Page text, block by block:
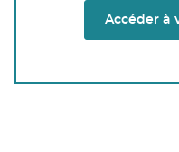
Accéder à